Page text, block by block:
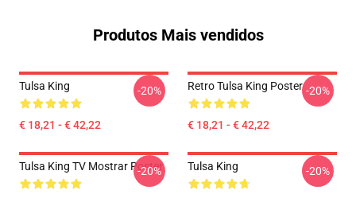
Produtos Mais vendidos
Tulsa King
€ 18,21 - € 42,22
-20% Retro Tulsa King Poster
€ 18,21 - € 42,22
-20%
Tulsa King TV Mostrar Poster
-20% Tulsa King -20%